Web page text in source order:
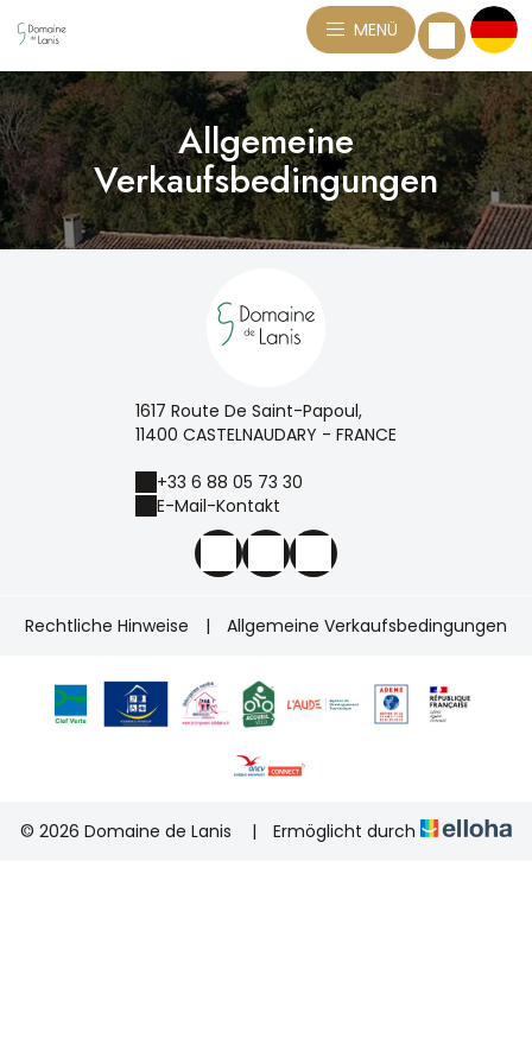
MENÜ
Allgemeine
Verkaufsbedingungen
1617 Route De Saint-Papoul,
11400 CASTELNAUDARY - FRANCE
+33 6 88 05 73 30
E-Mail-Kontakt
Rechtliche Hinweise | Allgemeine Verkaufsbedingungen
© 2026 Domaine de Lanis | Ermöglicht durch